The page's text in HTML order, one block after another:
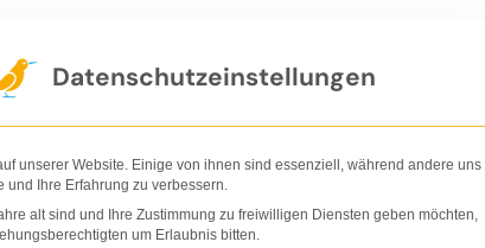
Verlag Shop Nachhaltigkeit
Datenschutzeinstellungen
unserer Website. Einige von ihnen sind essenziell, während andere uns
und Ihre Erfahrung zu verbessern.
alt sind und Ihre Zustimmung zu freiwilligen Diensten geben möchten,
um Erlaubnis bitten.